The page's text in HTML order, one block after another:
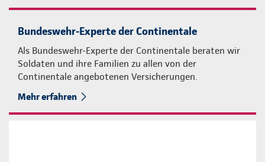
Bundeswehr-Experte der Continentale
Als Bundeswehr-Experte der Continentale beraten wir
Soldaten und ihre Familien zu allen von der
Continentale angebotenen Versicherungen.
Mehr erfahren